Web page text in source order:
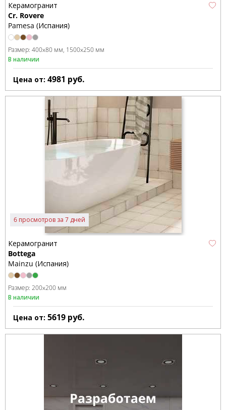
Керамогранит
Cr. Rovere
Pamesa (Испания)
Размер: 400x80 мм 1500x250 мм
В наличии
Цена от: 4981 руб.
6 просмотров за 7 дней
Керамогранит
Bottega
Mainzu (Испания)
Размер: 200x200 мм
В наличии
Цена от: 5619 руб.